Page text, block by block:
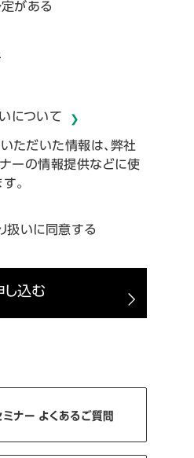
がある
について
ただいた情報は、弊社
ナーの情報提供などに使
。
扱いに同意する
し込む
ミナー よくあるご質問